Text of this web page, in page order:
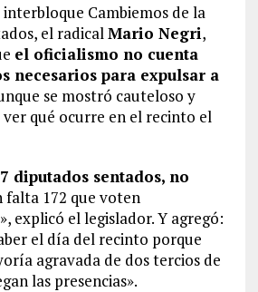
Cambiemos de la
el radicalMario Negri,
el oficialismo no cuenta
necesarios para expulsar a
se mostró cauteloso y
ver qué ocurre en el recinto el
diputados sentados, no
falta 172 que voten
explicó el legislador. Y agregó:
el día del recinto porque
agravada de dos tercios de
las presencias».